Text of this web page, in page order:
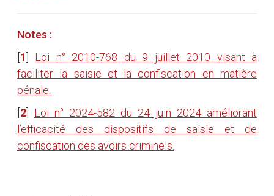
Notes :
1
Loi n° 2010-768 du 9 juillet 2010 visant à
faciliter la saisie et la confiscation en matière
pénale.
2
Loi n° 2024-582 du 24 juin 2024 améliorant
l’efficacité des dispositifs de saisie et de
confiscation des avoirs criminels.